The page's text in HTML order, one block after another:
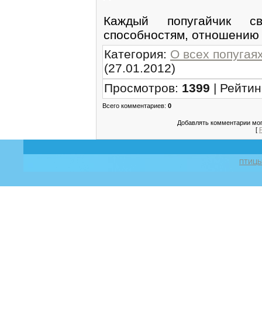
Каждый попугайчик
способностям,
Категория: О всех
(27.01.2012)
Просмотров: 1399 |
Всего комментариев: 0
Добавлять комментарии
[